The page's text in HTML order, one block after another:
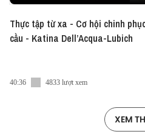
Thực tập từ xa - Cơ hội chinh
cầu - Katina Dell’Acqua-Lubich
40:36 4833 lượt xem
XEM